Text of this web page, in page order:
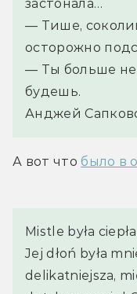
застонала…
— Тише,
осторожно
— Ты больше
будешь.
Анджей
А вот что было в
Mistle była
Jej dłoń była
delikatniejsza,